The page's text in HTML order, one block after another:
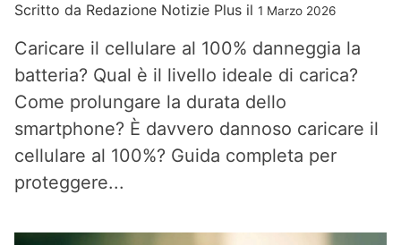
Scritto da Redazione Notizie Plus il 1 Marzo 2026
Caricare il cellulare al 100% danneggia la
batteria? Qual è il livello ideale di carica?
Come prolungare la durata dello
smartphone? È davvero dannoso caricare il
cellulare al 100%? Guida completa per
proteggere...